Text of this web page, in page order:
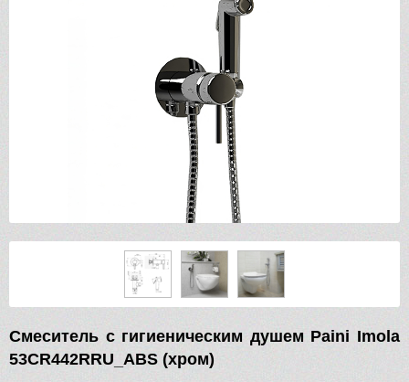
Смеситель с гигиеническим душем Paini Imola
53CR442RRU_ABS (хром)